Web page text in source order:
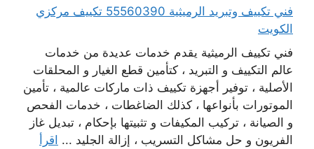
فني تكييف وتبريد الرميثية 55560390 تكييف مركزي
الكويت
فني تكييف الرميثية يقدم خدمات عديدة من خدمات
عالم التكييف و التبريد ، كتأمين قطع الغيار و المحلقات
الأصلية ، توفير أجهزة تكييف ذات ماركات عالمية ، تأمين
الموتورات بأنواعها ، كذلك الضاغطات ، خدمات الفحص
و الصيانة ، تركيب المكيفات و تثبيتها بإحكام ، تبديل غاز
الفريون و حل مشاكل التسريب ، إزالة الجليد ... اقرأ